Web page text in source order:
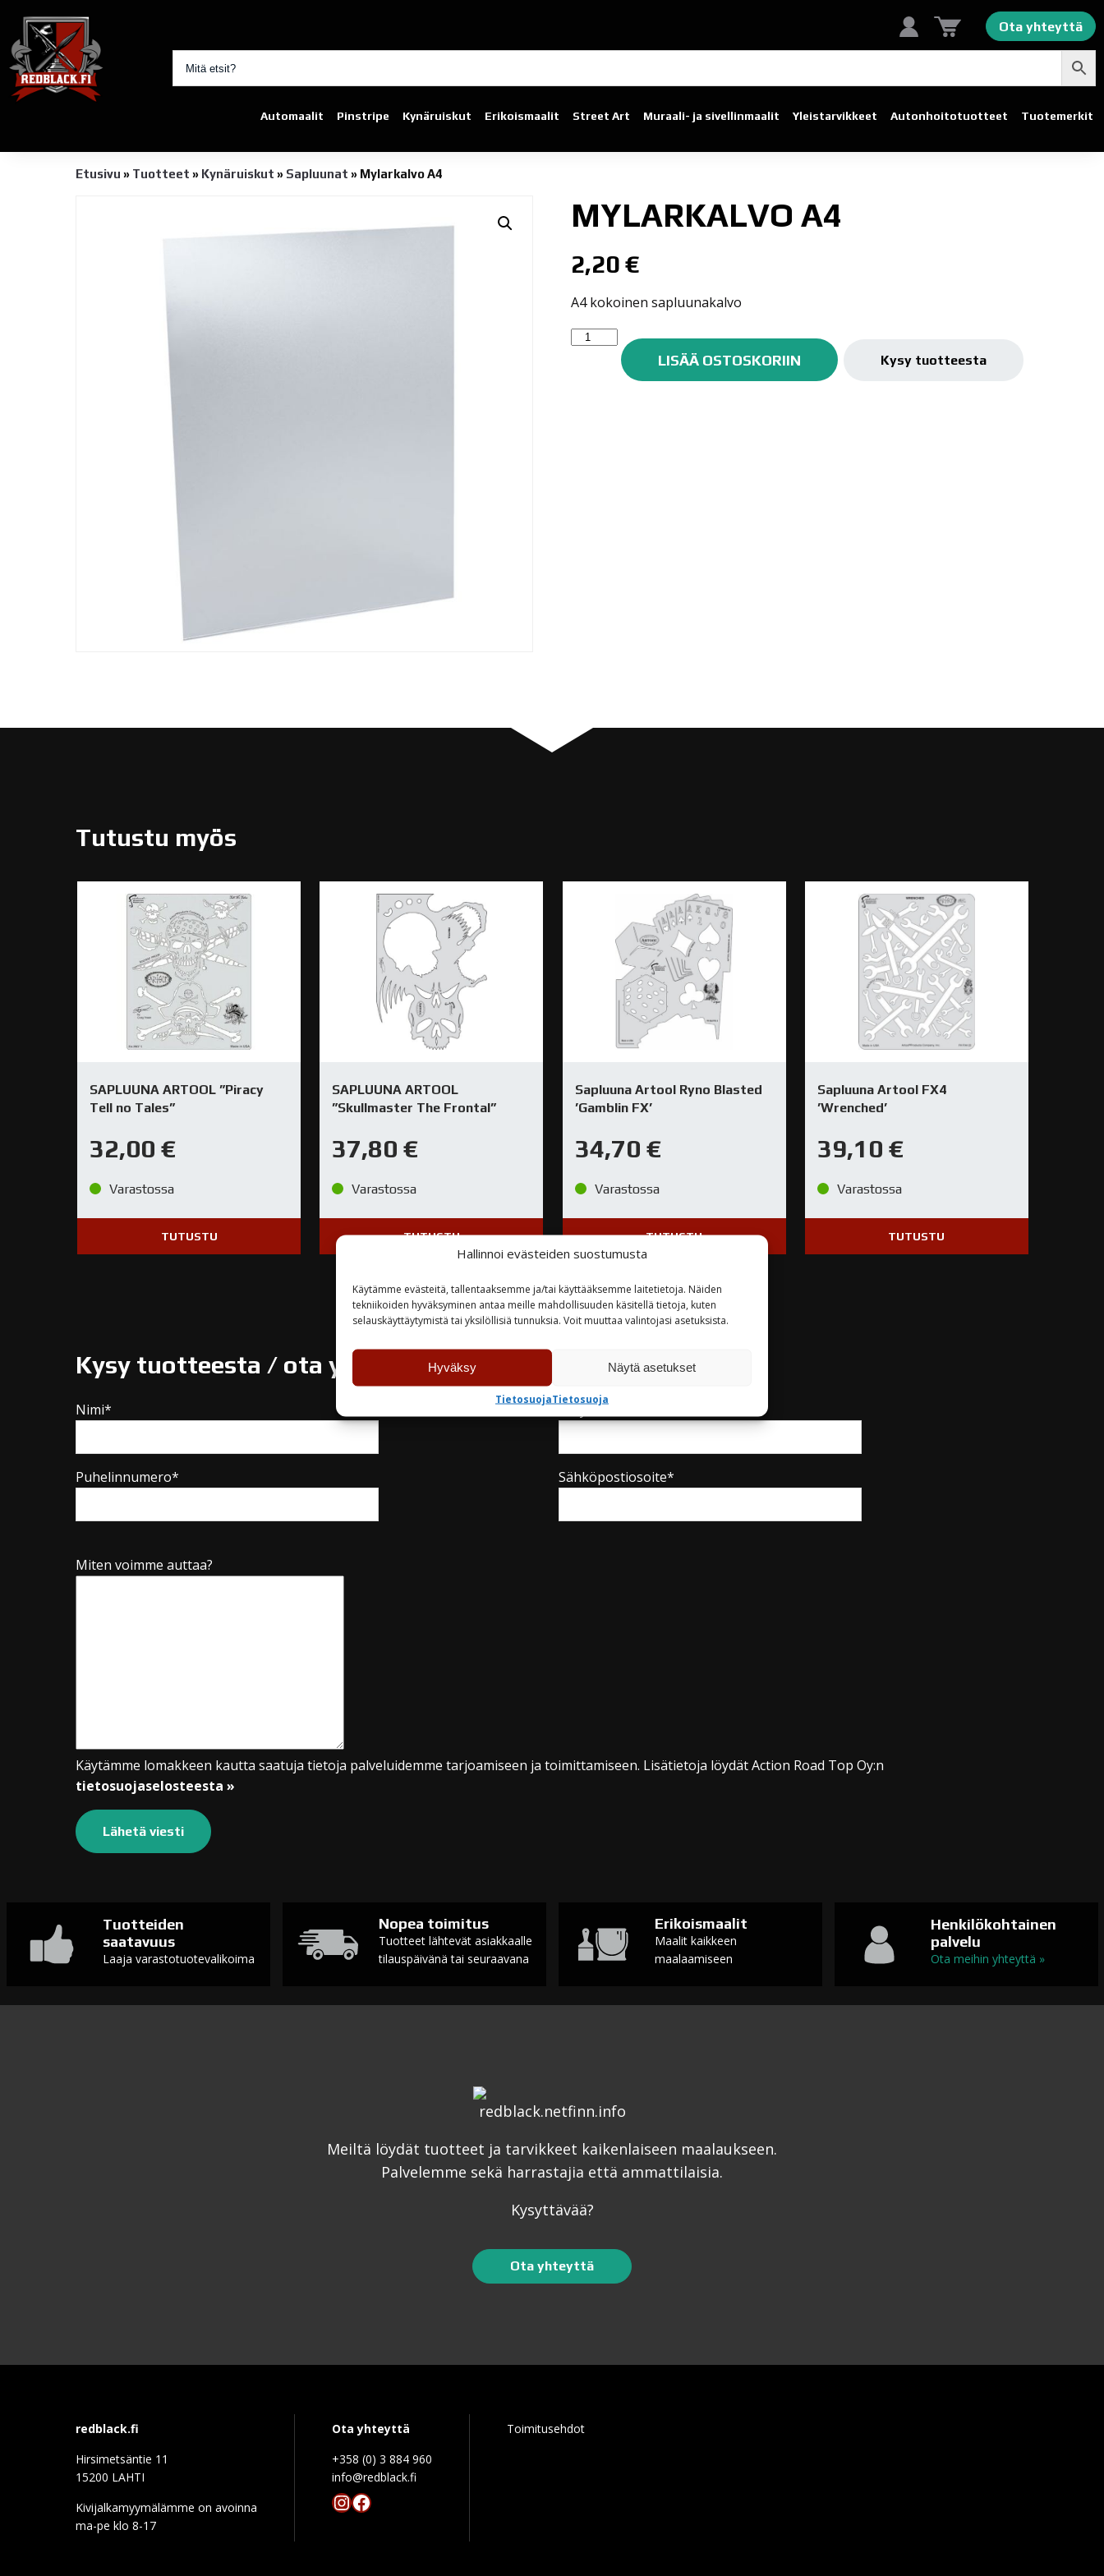
Hallinnoi evästeiden suostumusta
Käytämme evästeitä, tallentaaksemme ja/tai käyttääksemme laitetietoja. Näiden
tekniikoiden hyväksyminen antaa meille mahdollisuuden käsitellä tietoja, kuten
selauskäyttäytymistä tai yksilöllisiä tunnuksia. Voit muuttaa valintojasi asetuksista.
Hyväksy Näytä asetukset
TietosuojaTietosuoja
Ota yhteyttä
Automaalit Pinstripe Kynäruiskut Erikoismaalit Street Art Muraali- ja sivellinmaalit Yleistarvikkeet Autonhoito­tuotteet Tuotemerkit
Etusivu » Tuotteet » Kynäruiskut » Sapluunat » Mylarkalvo A4
MYLARKALVO A4
2,20€
A4 kokoinen sapluunakalvo
Mylarkalvo
LISÄÄ OSTOSKORIIN Kysy tuotteesta
Tutustu myös
SAPLUUNA ARTOOL ”Piracy
Tell no Tales”
32,00 €
Varastossa
TUTUSTU
SAPLUUNA ARTOOL
”Skullmaster The Frontal”
37,80€
Varastossa
TUTUSTU
Sapluuna Artool Ryno Blasted
’Gamblin FX’
34,70 €
Varastossa
TUTUSTU
Sapluuna Artool FX4
’Wrenched’
39,10 €
Varastossa
TUTUSTU
Kysy tuotteesta / ota yhteyttä
Nimi* Yritys
Puhelinnumero* Sähköpostiosoite*
Miten voimme auttaa?
Käytämme lomakkeen kautta saatuja tietoja palveluidemme tarjoamiseen ja toimittamiseen. Lisätietoja löydät Action Road Top Oy:n
tietosuojaselosteesta »
Tuotteiden
saatavuus
Laaja varastotuotevalikoima
Nopea toimitus
Tuotteet lähtevät asiakkaalle
tilauspäivänä tai seuraavana
Erikoismaalit
Maalit kaikkeen
maalaamiseen
Henkilökohtainen
palvelu
Ota meihin yhteyttä »
Meiltä löydät tuotteet ja tarvikkeet kaikenlaiseen maalaukseen.
Palvelemme sekä harrastajia että ammattilaisia.
Kysyttävää?
Ota yhteyttä
redblack.fi
Hirsimetsäntie 11
15200 LAHTI
Kivijalkamyymälämme on avoinna
ma-pe klo 8-17
Ota yhteyttä
+358 (0) 3 884 960
info@redblack.f
Instagram
Facebook
Toimitusehdot